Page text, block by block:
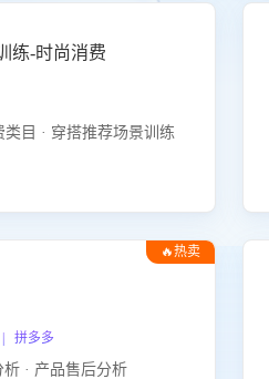
练-时尚消费
目 · 穿搭推荐场景训练
🔥热卖
拼多多
· 产品售后分析